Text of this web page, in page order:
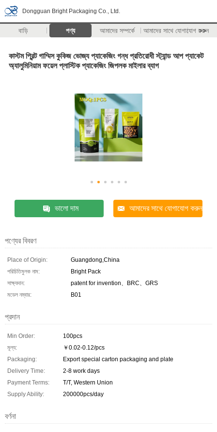
Dongguan Bright Packaging Co., Ltd.
বাড়ি পণ্য আমাদের সম্পর্কে আমাদের সাথে যোগাযোগ করুন
>>
কাস্টম প্রিন্ট গাম্মিস কুকিজ ভোজ্য প্যাকেজিং গন্ধ প্রতিরোধী স্ট্যান্ড আপ প্যাকেট
অ্যালুমিনিয়াম ফয়েল প্লাস্টিক প্যাকেজিং জিপলক মাইলার ব্যাগ
ভালো দাম আমাদের সাথে যোগাযোগ করুন
পণ্যের বিবরণ
Place of Origin:
Guangdong,China
পরিচিতিমুলক নাম:
Bright Pack
সাক্ষ্যদান:
patent for invention、BRC、GRS
মডেল নম্বার:
B01
প্রদান
Min Order:
100pcs
মূল্য:
￥0.02-0.12/pcs
Packaging:
Export special carton packaging and plate
Delivery Time:
2-8 work days
Payment Terms:
T/T, Western Union
Supply Ability:
200000pcs/day
বর্ণনা